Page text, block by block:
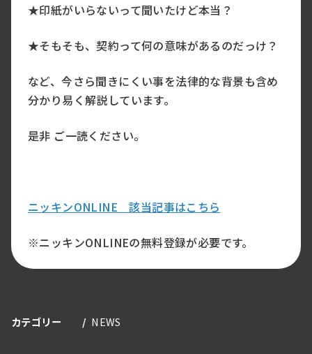
★印紙がいらないって聞いたけど本当？
★そもそも、契約って何の意味があるのだっけ？
など、今さら聞きにくい事を法律的な背景も含め
分かり易く解説しています。
是非 ご一読ください。
ニッキンONLINE 該当記事はこちら
※ニッキンONLINEの無料登録が必要です。
カテゴリー NEWS